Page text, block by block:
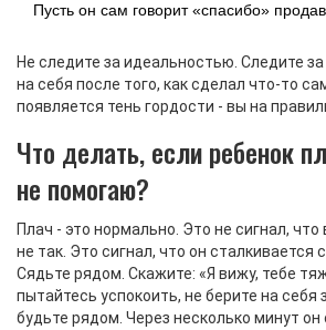
Пусть он сам говорит «спасибо»
Не следите за идеальностью. Следите
на себя после того, как сделал что-то
появляется тень гордости - вы на
Что делать, если ребенок
не помогаю?
Плач - это нормально. Это не сигнал,
не так. Это сигнал, что он сталкивается
Сядьте рядом. Скажите: «Я вижу, тебе
пытайтесь успокоить, не берите на себя
будьте рядом. Через несколько минут он